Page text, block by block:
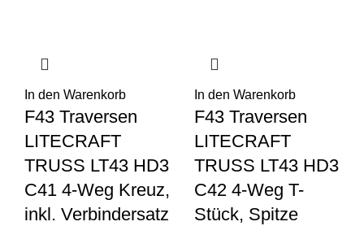
In den Warenkorb
F43 Traversen
LITECRAFT
TRUSS LT43 HD3
C41 4-Weg Kreuz,
inkl. Verbindersatz
In den Warenkorb
F43 Traversen
LITECRAFT
TRUSS LT43 HD3
C42 4-Weg T-
Stück, Spitze